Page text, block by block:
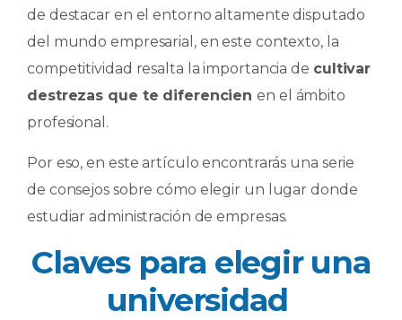
de destacar en el entorno altamente disputado
del mundo empresarial, en este contexto, la
competitividad resalta la importancia de cultivar
destrezas que te diferencienen el ámbito
profesional.
Por eso, en este artículo encontrarás una serie
de consejos sobre cómo elegir un lugar donde
estudiar administración de empresas.
Claves para elegir una
universidad